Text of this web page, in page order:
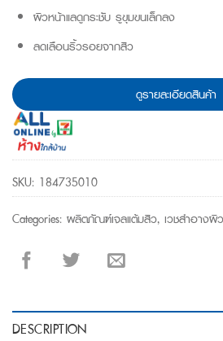
ผิวหน้าแลดูกระชับ รูขุมขนเล็กลง
ลดเลือนริ้วรอยจากสิว
ดูรายละเอียดสินค้า
SKU: 184735010
Categories: ผลิตภัณฑ์เจลแต้มสิว, เวชสำอางผิ
DESCRIPTION